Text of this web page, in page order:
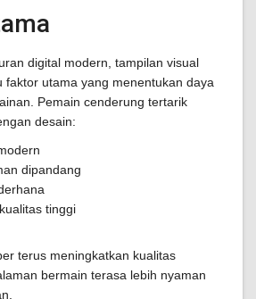
digital modern, tampilan visual
faktor utama yang menentukan daya
Pemain cenderung tertarik
desain:
dipandang
tinggi
terus meningkatkan kualitas
bermain terasa lebih nyaman